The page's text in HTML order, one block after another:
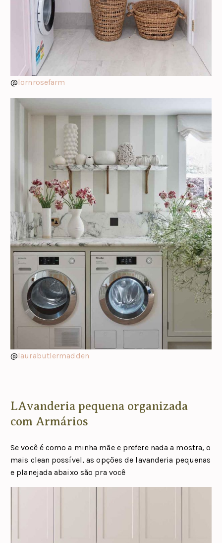
@lornrosefarm
@laurabutlermadden
LAvanderia pequena organizada
com Armários
Se você é como a minha mãe e prefere nada a mostra, o
mais clean possível, as opções de lavanderia pequenas
e planejada abaixo são pra você